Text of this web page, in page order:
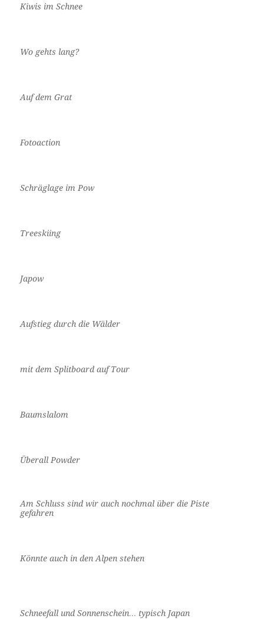
Kiwis im Schnee
Wo gehts lang?
Auf dem Grat
Fotoaction
Schräglage im Pow
Treeskiing
Japow
Aufstieg durch die Wälder
mit dem Splitboard auf Tour
Baumslalom
Überall Powder
Am Schluss sind wir auch nochmal über die Piste
gefahren
Könnte auch in den Alpen stehen
Schneefall und Sonnenschein… typisch Japan